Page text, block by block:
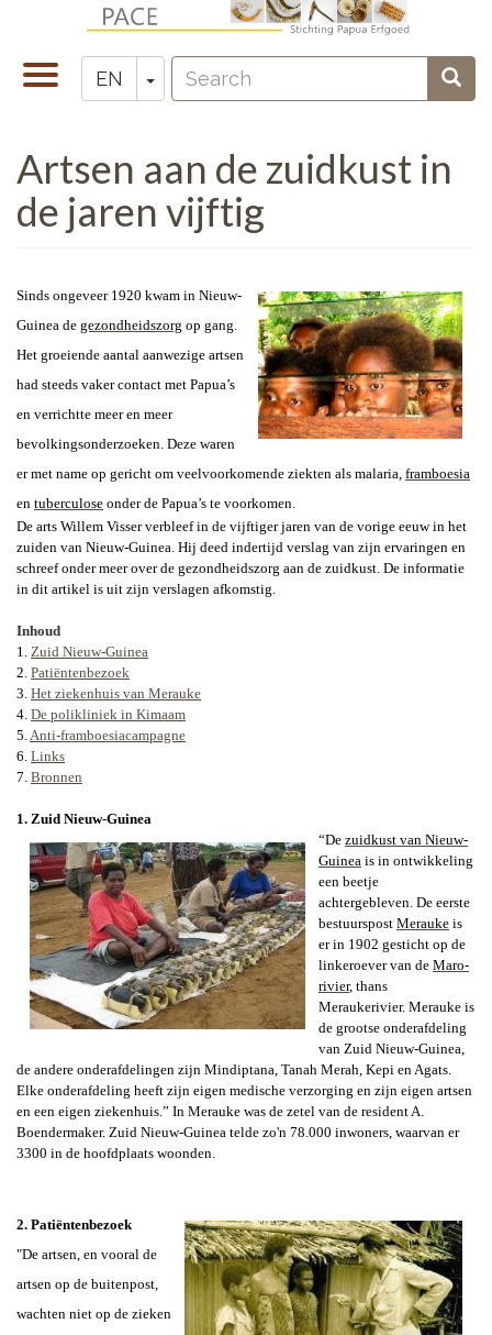
mainToggle
navigation
EN Toggle Dropdown
Zoeken
Search
Artsen aan de zuidkust in
de jaren vijftig
Sinds ongeveer 1920 kwam in Nieuw-
Guinea de gezondheidszorg op gang.
Het groeiende aantal aanwezige artsen
had steeds vaker contact met Papua’s
en verrichtte meer en meer
bevolkingsonderzoeken. Deze waren
er met name op gericht om veelvoorkomende ziekten als malaria, framboesia
en tuberculose onder de Papua’s te voorkomen.
De arts Willem Visser verbleef in de vijftiger jaren van de vorige eeuw in het
zuiden van Nieuw-Guinea. Hij deed indertijd verslag van zijn ervaringen en
schreef onder meer over de gezondheidszorg aan de zuidkust. De informatie
in dit artikel is uit zijn verslagen afkomstig.
Inhoud
1. Zuid Nieuw-Guinea
2. Patiëntenbezoek
3. Het ziekenhuis van Merauke
4. De polikliniek in Kimaam
5. Anti-framboesiacampagne
6. Links
7. Bronnen
1. Zuid Nieuw-Guinea
“De zuidkust van Nieuw-
Guinea is in ontwikkeling
een beetje
achtergebleven. De eerste
bestuurspost Merauke is
er in 1902 gesticht op de
linkeroever van de Maro-
rivier, thans
Meraukerivier. Merauke is
de grootse onderafdeling
van Zuid Nieuw-Guinea,
de andere onderafdelingen zijn Mindiptana, Tanah Merah, Kepi en Agats.
Elke onderafdeling heeft zijn eigen medische verzorging en zijn eigen artsen
en een eigen ziekenhuis.” In Merauke was de zetel van de resident A.
Boendermaker. Zuid Nieuw-Guinea telde zo'n 78.000 inwoners, waarvan er
3300 in de hoofdplaats woonden.
2. Patiëntenbezoek
"De artsen, en vooral de
artsen op de buitenpost,
wachten niet op de zieken